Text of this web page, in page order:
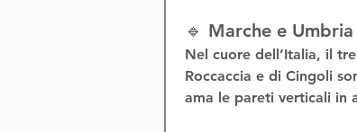
🔹 Marche e Umbria
Nel cuore dell’Italia, il
Roccaccia e di Cingoli
ama le pareti verticali in